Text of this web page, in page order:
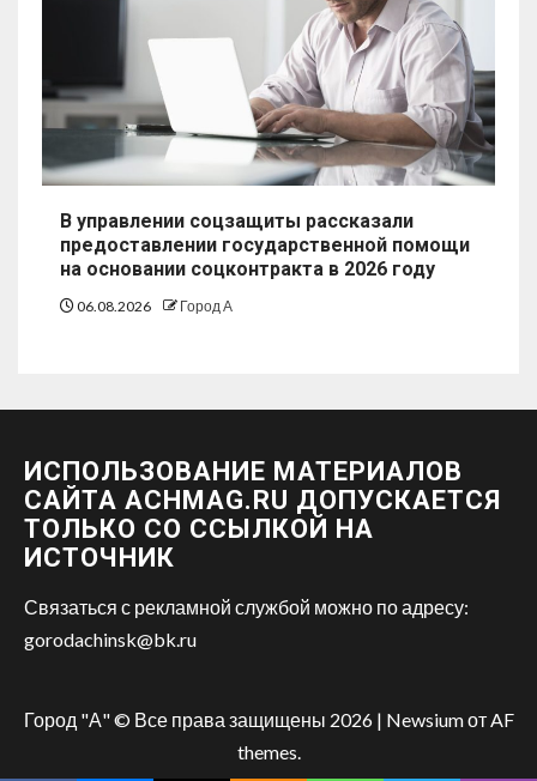
В управлении соцзащиты рассказали
предоставлении государственной помощи
на основании соцконтракта в 2026 году
06.08.2026 Город А
ИСПОЛЬЗОВАНИЕ МАТЕРИАЛОВ
САЙТА ACHMAG.RU ДОПУСКАЕТСЯ
ТОЛЬКО СО ССЫЛКОЙ НА
ИСТОЧНИК
Связаться с рекламной службой можно по адресу:
gorodachinsk@bk.ru
Город "А" © Все права защищены 2026 | Newsiumот AF
themes.